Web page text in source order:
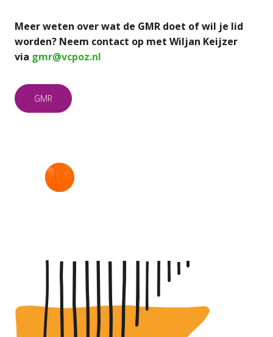
Meer weten over wat de GMR doet of wil je lid
worden? Neem contact op met Wiljan Keijzer
via gmr@vcpoz.nl
GMR